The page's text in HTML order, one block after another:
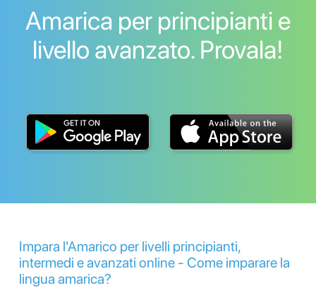
Amarica per principianti e
livello avanzato. Provala!
Impara l'Amarico per livelli principianti,
intermedi e avanzati online - Come imparare la
lingua amarica?